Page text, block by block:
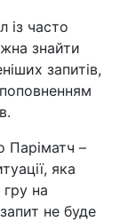
із часто
знайти
запитів,
Паріматч –
яка
на
не буде